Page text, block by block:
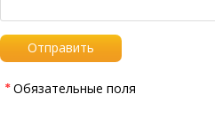
*Обязательные поля